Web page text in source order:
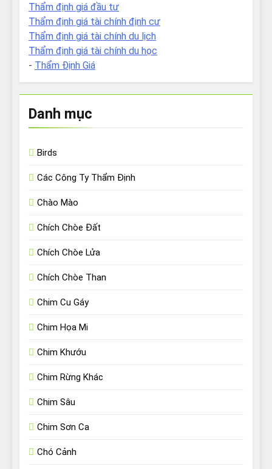
Thẩm định giá đầu tư
Thẩm định giá tài chính định cư
Thẩm định giá tài chính du lịch
Thẩm định giá tài chính du học
- Thẩm Định Giá
Danh mục
Birds
Các Công Ty Thẩm Định
Chào Mào
Chích Chòe Đất
Chích Chòe Lửa
Chích Chòe Than
Chim Cu Gáy
Chim Họa Mi
Chim Khướu
Chim Rừng Khác
Chim Sâu
Chim Sơn Ca
Chó Cảnh